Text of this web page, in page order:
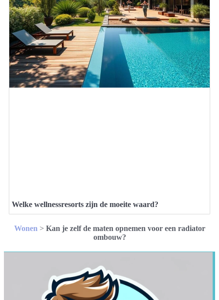
Welke wellnessresorts zijn de moeite waard?
Wonen > Kan je zelf de maten opnemen voor een radiator
ombouw?